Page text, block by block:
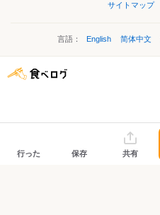
サイトマップ
言語： English 简体中文
行った 保存 共有